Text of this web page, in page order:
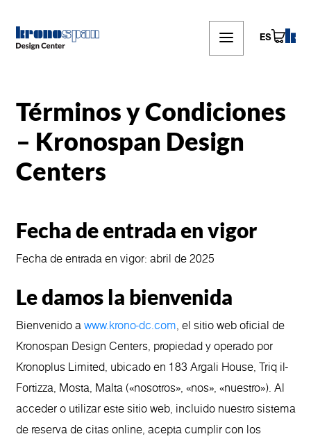
content
ES
Términos y Condiciones
– Kronospan Design
Centers
Fecha de entrada en vigor
Fecha de entrada en vigor: abril de 2025
Le damos la bienvenida
Bienvenido awww.krono-dc.com, el sitio web oficial de
Kronospan Design Centers, propiedad y operado por
Kronoplus Limited, ubicado en 183 Argali House, Triq il-
Fortizza, Mosta, Malta («nosotros», «nos», «nuestro»). Al
acceder o utilizar este sitio web, incluido nuestro sistema
de reserva de citas online, acepta cumplir con los